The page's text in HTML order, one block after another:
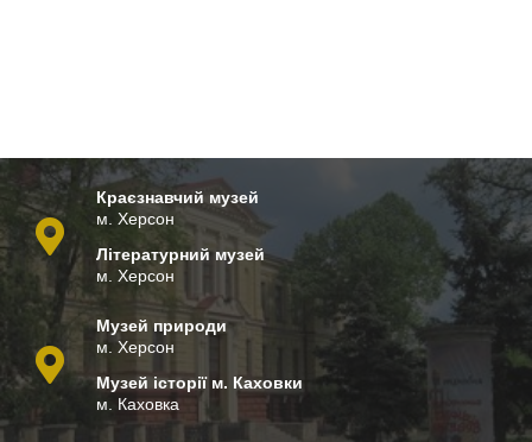
Краєзнавчий музей
м. Херсон
Літературний музей
м. Херсон
Музей природи
м. Херсон
Музей історії м. Каховки
м. Каховка